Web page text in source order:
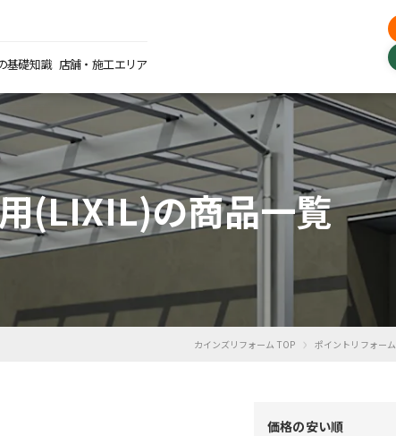
基礎知識 店舗・施工エリア
(LIXIL)の商品一覧
カインズリフォーム TOP › ポイントリフォーム
価格の安い順